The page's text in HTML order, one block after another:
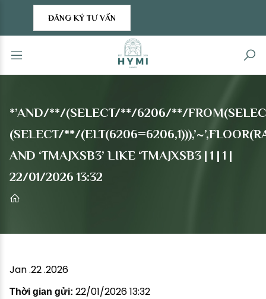
ĐĂNG KÝ TƯ VẤN
*’AND/**/(SELECT/**/6206/**/
(SELECT/**/
AND ‘TMAJXSB3’ LIKE ‘TMAJXSB3 | 1 | 1 |
22/01/2026 13:32
Jan .22 .2026
Thời gian gửi: 22/01/2026 13:32